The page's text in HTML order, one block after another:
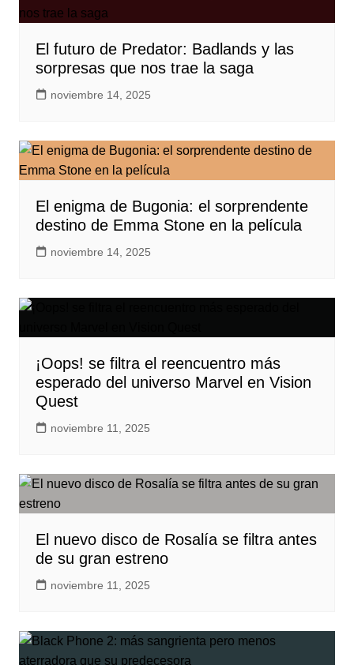
El futuro de Predator: Badlands y las
sorpresas que nos trae la saga
noviembre 14, 2025
El enigma de Bugonia: el sorprendente
destino de Emma Stone en la película
noviembre 14, 2025
¡Oops! se filtra el reencuentro más
esperado del universo Marvel en Vision
Quest
noviembre 11, 2025
El nuevo disco de Rosalía se filtra antes
de su gran estreno
noviembre 11, 2025